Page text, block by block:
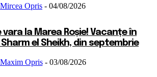
Mircea Opris - 04/08/2026
vara la Marea Roșie! Vacanțe în
el Sheikh, din septembrie
Maxim Opris - 03/08/2026